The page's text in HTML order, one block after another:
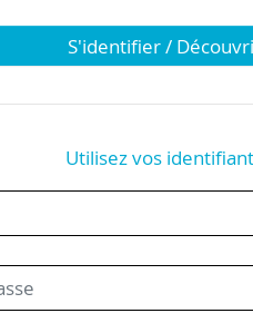
S'identifier /
Utilisez vos